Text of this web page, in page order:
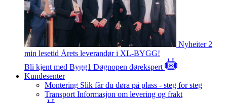
Nyheiter 2
min lesetid Årets leverandør i XL-BYGG!
Bli kjent med Bygg1 Døgnopen dørekspert
Kundesenter
Montering Slik får du døra på plass - steg for steg
Transport Informasjon om levering og frakt